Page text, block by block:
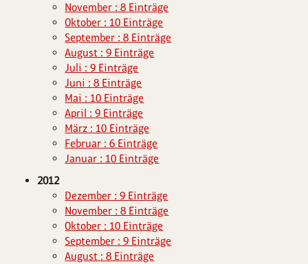
November : 8 Einträge
Oktober : 10 Einträge
September : 8 Einträge
August : 9 Einträge
Juli : 9 Einträge
Juni : 8 Einträge
Mai : 10 Einträge
April : 9 Einträge
März : 10 Einträge
Februar : 6 Einträge
Januar : 10 Einträge
2012
Dezember : 9 Einträge
November : 8 Einträge
Oktober : 10 Einträge
September : 9 Einträge
August : 8 Einträge